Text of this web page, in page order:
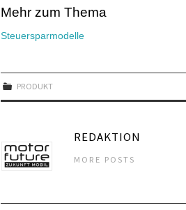
Mehr zum Thema
Steuersparmodelle
PRODUKT
REDAKTION
MORE POSTS